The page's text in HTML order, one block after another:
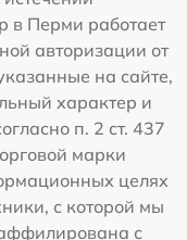
в Перми работает
авторизации от
на сайте,
характер и
п. 2 ст. 437
марки
целях
с которой мы
с